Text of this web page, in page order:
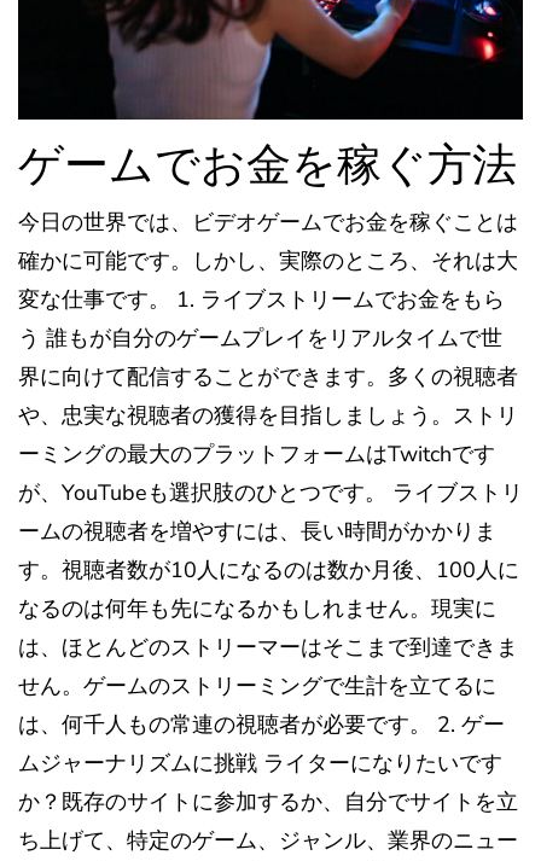
ゲームでお金を稼ぐ方法
今日の世界では、ビデオゲームでお金を稼ぐことは
確かに可能です。しかし、実際のところ、それは大
変な仕事です。 1. ライブストリームでお金をもら
う 誰もが自分のゲームプレイをリアルタイムで世
界に向けて配信することができます。多くの視聴者
や、忠実な視聴者の獲得を目指しましょう。ストリ
ーミングの最大のプラットフォームはTwitchです
が、YouTubeも選択肢のひとつです。 ライブストリ
ームの視聴者を増やすには、長い時間がかかりま
す。視聴者数が10人になるのは数か月後、100人に
なるのは何年も先になるかもしれません。現実に
は、ほとんどのストリーマーはそこまで到達できま
せん。ゲームのストリーミングで生計を立てるに
は、何千人もの常連の視聴者が必要です。 2. ゲー
ムジャーナリズムに挑戦 ライターになりたいです
か？既存のサイトに参加するか、自分でサイトを立
ち上げて、特定のゲーム、ジャンル、業界のニュー